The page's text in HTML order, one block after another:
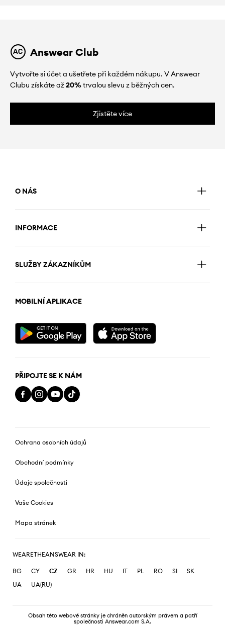
Answear Club
Vytvořte si účet a ušetřete při každém nákupu. V Answear
Clubu získáte až20%trvalou slevu z běžných cen.
Zjistěte více
O NÁS
INFORMACE
SLUŽBY ZÁKAZNÍKŮM
MOBILNÍ APLIKACE
PŘIPOJTE SE K NÁM
Ochrana osobních údajů
Obchodní podmínky
Údaje společnosti
Vaše Cookies
Mapa stránek
WEARETHEANSWEAR IN:
BG CY CZ GR HR HU IT PL RO SI
SK
UA
UA(RU)
Obsah této webové stránky je chráněn autorským právem a patří
společnosti Answear.com S.A.